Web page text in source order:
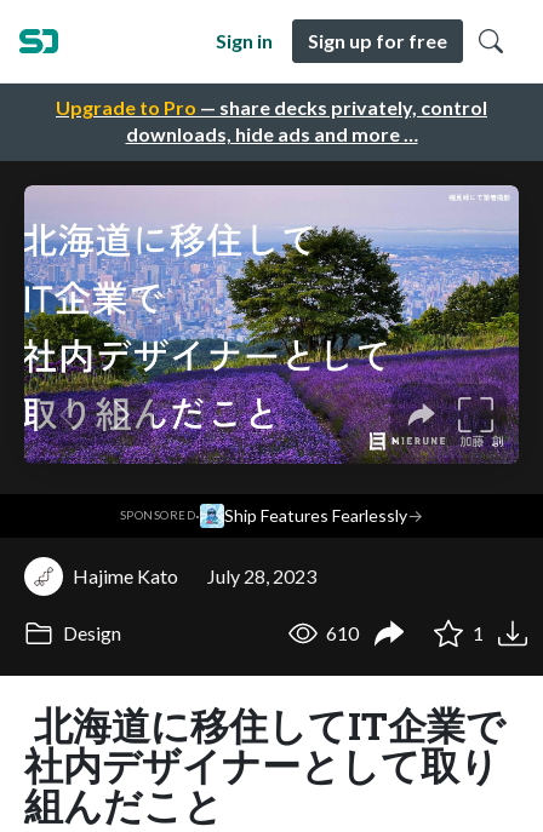
Upgrade to Pro — share decks privately, control
downloads, hide ads and more …
Sign in Sign up for free
SPONSORED· Ship Features Fearlessly→
Hajime Kato July 28, 2023
Design 610 1
北海道に移住してIT企業で
社内デザイナーとして取り
組んだこと